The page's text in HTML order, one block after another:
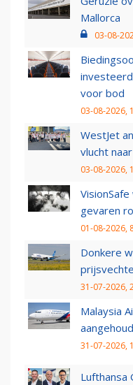
Mallorca
03-08-
voor bod
03-08-2026,
WestJet
vlucht
03-08-2026,
gevaren
01-08-2026,
Donkere
31-07-2026,
Malaysia
31-07-2026,
Lufthansa